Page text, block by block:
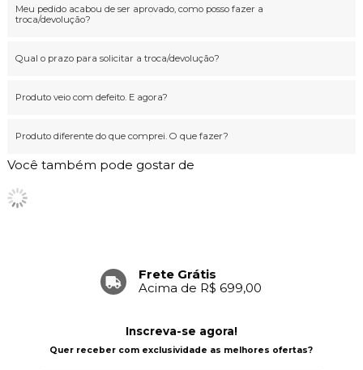
Meu pedido acabou de ser aprovado, como posso fazer a
troca/devolução?
Qual o prazo para solicitar a troca/devolução?
Produto veio com defeito. E agora?
Produto diferente do que comprei. O que fazer?
Você também pode gostar de
Frete Grátis
Acima de R$ 699,00
Inscreva-se agora!
Quer receber com exclusividade as melhores ofertas?